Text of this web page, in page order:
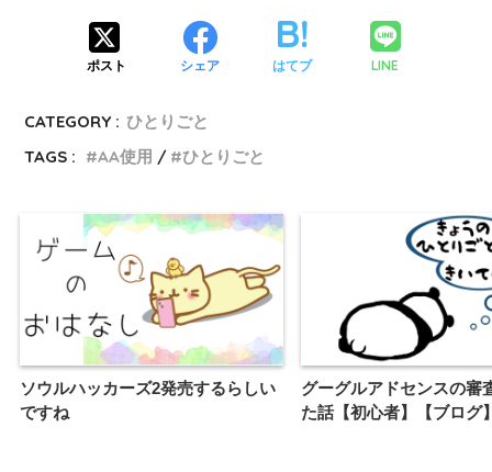
ポスト シェア はてブ LINE
CATEGORY : ひとりごと
TAGS :
AA使用 ひとりごと
ソウルハッカーズ2発売するらしい
ですね
グーグルアドセンスの審
た話【初心者】【ブログ